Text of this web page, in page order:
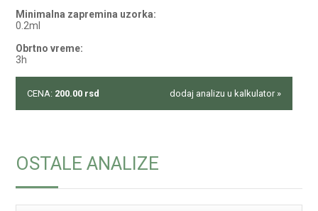
Minimalna zapremina uzorka:
0.2ml
Obrtno vreme:
3h
CENA: 200.00 rsd dodaj analizu u kalkulator »
OSTALE ANALIZE